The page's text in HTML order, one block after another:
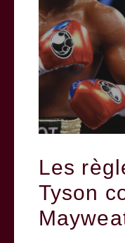
Les
Tyson